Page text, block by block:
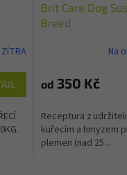
Brit Care Dog
Breed
Na
od 350 Kč
Receptura z
kuřecím a hmyzem
plemen (nad 25...